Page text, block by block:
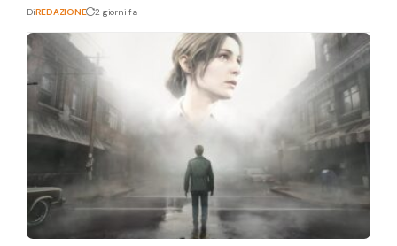
DiREDAZIONE 2 giorni fa